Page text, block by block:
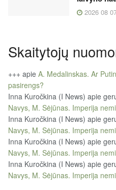
2026 08
Skaitytojų
+++ apie A. Medalinskas. Ar
pasirengs?
Inna Kuročkina (I News) apie
Navys, M. Sėjūnas. Imperija
Inna Kuročkina (I News) apie
Navys, M. Sėjūnas. Imperija
Inna Kuročkina (I News) apie
Navys, M. Sėjūnas. Imperija
Inna Kuročkina (I News) apie
Navys, M. Sėjūnas. Imperija